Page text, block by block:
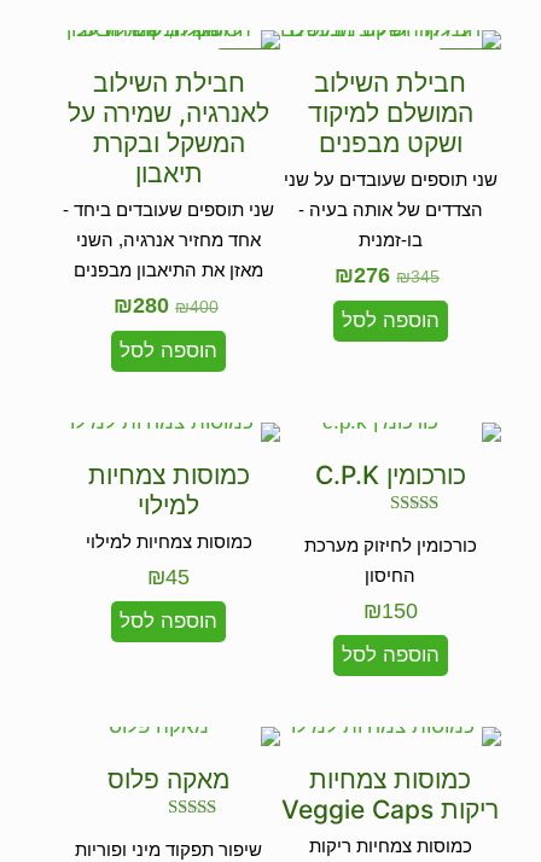
חבילת השילוב
המושלם למיקוד
ושקט מבפנים
שני תוספים שעובדים על שני
הצדדים של אותה בעיה -
בו-זמנית
₪345
₪276
הוספה לסל
חבילת השילוב
לאנרגיה, שמירה על
המשקל ובקרת
תיאבון
שני תוספים שעובדים ביחד -
אחד מחזיר אנרגיה, השני
מאזן את התיאבון מבפנים
₪400
₪280
הוספה לסל
כורכומין C.P.K
5.00
כורכומין לחיזוק מערכת
החיסון
₪150
הוספה לסל
כמוסות צמחיות
למילוי
כמוסות צמחיות למילוי
₪45
הוספה לסל
כמוסות צמחיות
ריקות Veggie Caps
כמוסות צמחיות ריקות
מאקה פלוס
5.00
שיפור תפקוד מיני ופוריות